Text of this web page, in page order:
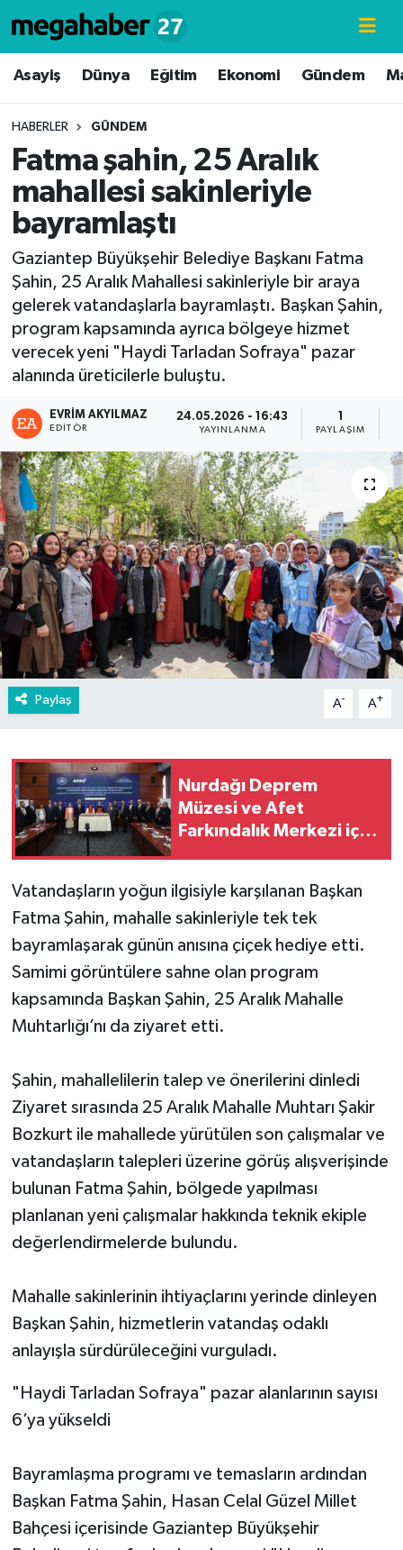
Asayiş Dünya Eğitim Ekonomi Gündem
HABERLER GÜNDEM
Fatma şahin, 25 Aralık
mahallesi sakinleriyle
bayramlaştı
Gaziantep Büyükşehir Belediye Başkanı Fatma
Şahin, 25 Aralık Mahallesi sakinleriyle bir araya
gelerek vatandaşlarla bayramlaştı. Başkan Şahin,
program kapsamında ayrıca bölgeye hizmet
verecek yeni "Haydi Tarladan Sofraya" pazar
alanında üreticilerle buluştu.
EVRIM AKYILMAZ
EDITÖR
24.05.2026 - 16:43
YAYINLANMA PAYLAŞIM
Paylaş A- A+
Nurdağı Deprem
Müzesi ve Afet
Farkındalık Merkezi için
Vatandaşların yoğun ilgisiyle karşılanan Başkan
Fatma Şahin, mahalle sakinleriyle tek tek
bayramlaşarak günün anısına çiçek hediye etti.
Samimi görüntülere sahne olan program
kapsamında Başkan Şahin, 25 Aralık Mahalle
Muhtarlığı’nı da ziyaret etti.
Şahin, mahallelilerin talep ve önerilerini dinledi
Ziyaret sırasında 25 Aralık Mahalle Muhtarı Şakir
Bozkurt ile mahallede yürütülen son çalışmalar ve
vatandaşların talepleri üzerine görüş alışverişinde
bulunan Fatma Şahin, bölgede yapılması
planlanan yeni çalışmalar hakkında teknik ekiple
değerlendirmelerde bulundu.
Mahalle sakinlerinin ihtiyaçlarını yerinde dinleyen
Başkan Şahin, hizmetlerin vatandaş odaklı
anlayışla sürdürüleceğini vurguladı.
"Haydi Tarladan Sofraya" pazar alanlarının sayısı
6’ya yükseldi
Bayramlaşma programı ve temasların ardından
Başkan Fatma Şahin, Hasan Celal Güzel Millet
Bahçesi içerisinde Gaziantep Büyükşehir
Hava Durumu
Süper Lig Puan Durumu ve Fikstür
Tüm Manşetler
Son Dakika Haberleri
Haber Arşivi